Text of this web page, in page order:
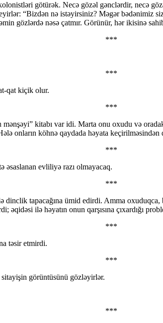
götürək. Necə gözəl gənclərdir, necə
“Bizdən nə istəyirsiniz? Məgər bədənimiz
gözlərdə nəsə çatmır. Görünür, hər ikisinə
***
***
qat kiçik olur.
***
kitabı var idi. Marta onu oxudu və
onların köhnə qaydada həyata keçirilməsindən
***
əsaslanan evliliyə razı olmayacaq.
***
dinclik tapacağına ümid edirdi. Amma
ilə həyatın onun qarşısına çıxardığı
***
təsir etmirdi.
***
sitayişin görüntüsünü gözləyirlər.
***